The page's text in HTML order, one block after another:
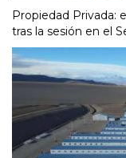
Propiedad Privada:
tras la sesión en el